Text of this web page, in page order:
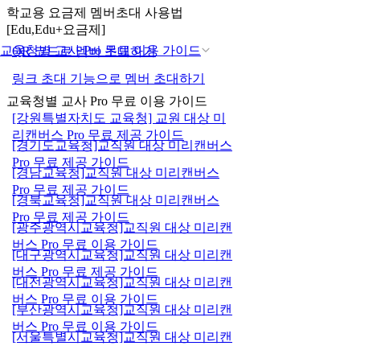
교육청별 교사 Pro 무료 이용 가이드
학교용 요금제 멤버초대 사용법
[Edu,Edu+요금제]
QR 코드로 멤버 초대하기
링크 초대 기능으로 멤버 초대하기
교육청별 교사 Pro 무료 이용 가이드
[강원특별자치도 교육청] 교원 대상 미
리캔버스 Pro 무료 제공 가이드
[경기도교육청]교직원 대상 미리캔버스
Pro 무료 제공 가이드
[경남교육청]교직원 대상 미리캔버스
Pro 무료 제공 가이드
[경북교육청]교직원 대상 미리캔버스
Pro 무료 제공 가이드
[광주광역시교육청]교직원 대상 미리캔
버스 Pro 무료 이용 가이드
[대구광역시교육청]교직원 대상 미리캔
버스 Pro 무료 제공 가이드
[대전광역시교육청]교직원 대상 미리캔
버스 Pro 무료 이용 가이드
[부산광역시교육청]교직원 대상 미리캔
버스 Pro 무료 이용 가이드
[서울특별시교육청]교직원 대상 미리캔